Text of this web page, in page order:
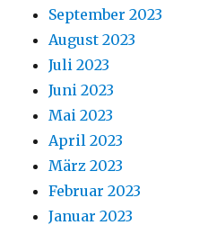
September 2023
August 2023
Juli 2023
Juni 2023
Mai 2023
April 2023
März 2023
Februar 2023
Januar 2023